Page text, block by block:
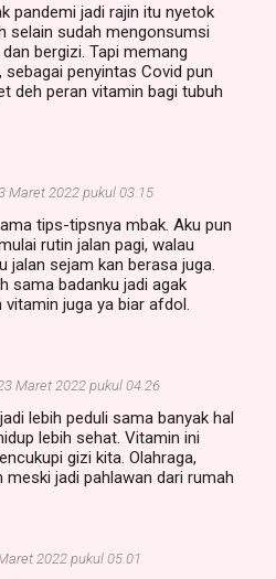
pandemi jadi rajin itu nyetok
selain sudah mengonsumsi
bergizi. Tapi memang
sebagai penyintas Covid pun
deh peran vitamin bagi tubuh
Maret 2022 pukul 03.15
tips-tipsnya mbak. Aku pun
rutin jalan pagi, walau
jalan sejam kan berasa juga.
sama badanku jadi agak
juga ya biar afdol.
Maret 2022 pukul 04.26
lebih peduli sama banyak hal
lebih sehat. Vitamin ini
gizi kita. Olahraga,
meski jadi pahlawan dari rumah
2022 pukul 05.01